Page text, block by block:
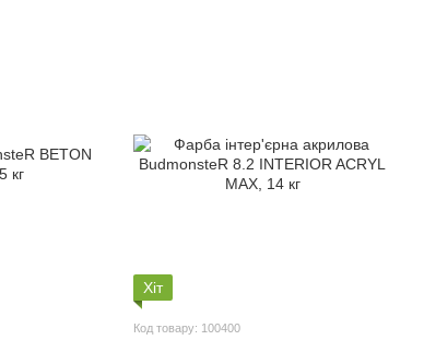
Хіт
Код товару: 100400